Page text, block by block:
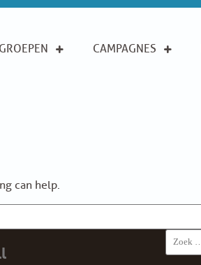
GROEPEN CAMPAGNES
can help.
Search
for: